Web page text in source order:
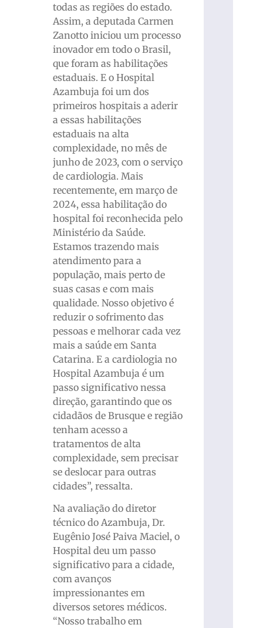
todas as regiões do estado.
Assim, a deputada Carmen
Zanotto iniciou um processo
inovador em todo o Brasil,
que foram as habilitações
estaduais. E o Hospital
Azambuja foi um dos
primeiros hospitais a aderir
a essas habilitações
estaduais na alta
complexidade, no mês de
junho de 2023, com o serviço
de cardiologia. Mais
recentemente, em março de
2024, essa habilitação do
hospital foi reconhecida pelo
Ministério da Saúde.
Estamos trazendo mais
atendimento para a
população, mais perto de
suas casas e com mais
qualidade. Nosso objetivo é
reduzir o sofrimento das
pessoas e melhorar cada vez
mais a saúde em Santa
Catarina. E a cardiologia no
Hospital Azambuja é um
passo significativo nessa
direção, garantindo que os
cidadãos de Brusque e região
tenham acesso a
tratamentos de alta
complexidade, sem precisar
se deslocar para outras
cidades”, ressalta.
Na avaliação do diretor
técnico do Azambuja, Dr.
Eugênio José Paiva Maciel, o
Hospital deu um passo
significativo para a cidade,
com avanços
impressionantes em
diversos setores médicos.
“Nosso trabalho em